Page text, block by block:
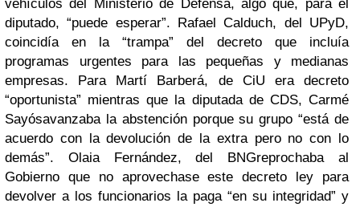
vehículos del Ministerio de Defensa, algo que, para el
diputado, “puede esperar”. Rafael Calduch, del UPyD,
coincidía en la “trampa” del decreto que incluía
programas urgentes para las pequeñas y medianas
empresas. Para Martí Barberá, de CiU era decreto
“oportunista” mientras que la diputada de CDS, Carmé
Sayósavanzaba la abstención porque su grupo “está de
acuerdo con la devolución de la extra pero no con lo
demás”. Olaia Fernández, del BNGreprochaba al
Gobierno que no aprovechase este decreto ley para
devolver a los funcionarios la paga “en su integridad” y